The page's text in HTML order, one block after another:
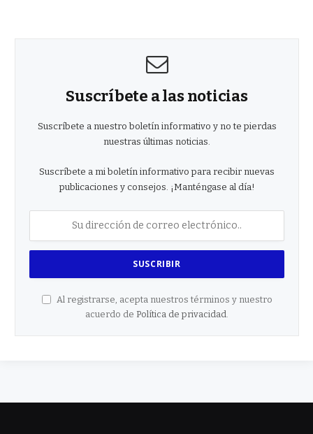
Suscríbete a las noticias
Suscríbete a nuestro boletín informativo y no te pierdas
nuestras últimas noticias.
Suscríbete a mi boletín informativo para recibir nuevas
publicaciones y consejos. ¡Manténgase al día!
Al registrarse, acepta nuestros términos y nuestro
acuerdo de Política de privacidad